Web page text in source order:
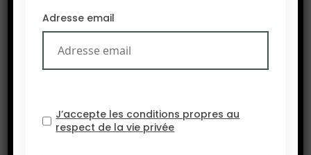
Issa Martin Bikenga
Adresse email
J’accepte les conditions propres au
respect de la vie privée